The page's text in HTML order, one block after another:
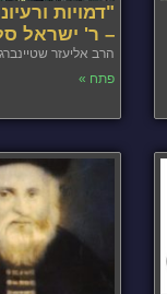
"דמויות
– ר' ישראל
הרב אליעזר
פתח »